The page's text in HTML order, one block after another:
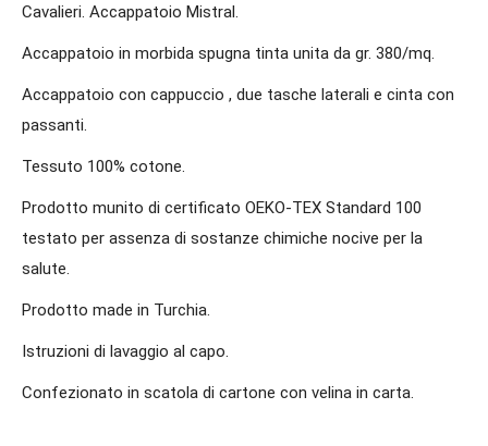
Cavalieri. Accappatoio Mistral.
Accappatoio in morbida spugna tinta unita da gr. 380/mq.
Accappatoio con cappuccio , due tasche laterali e cinta con
passanti.
Tessuto 100% cotone.
Prodotto munito di certificato OEKO-TEX Standard 100
testato per assenza di sostanze chimiche nocive per la
salute.
Prodotto made in Turchia.
Istruzioni di lavaggio al capo.
Confezionato in scatola di cartone con velina in carta.